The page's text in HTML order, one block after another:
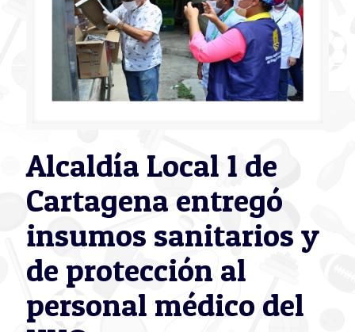
Alcaldía Local 1 de
Cartagena entregó
insumos sanitarios y
de protección al
personal médico del